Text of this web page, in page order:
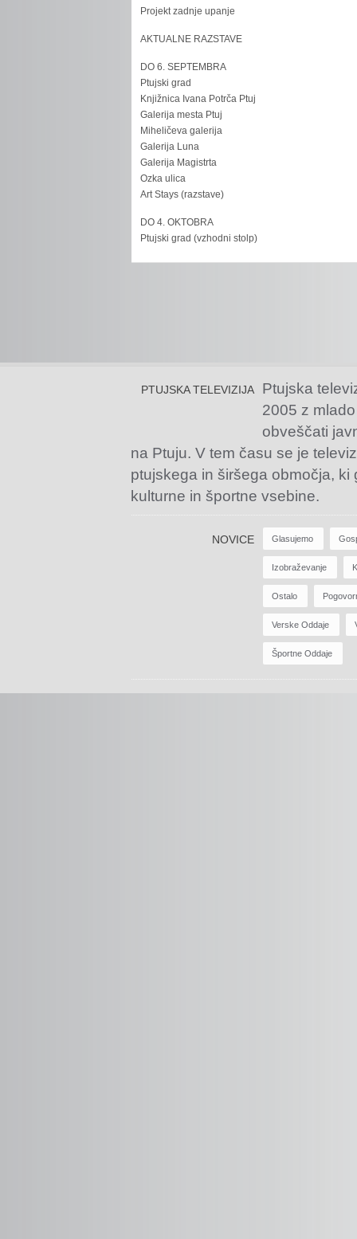
Projekt zadnje upanje
AKTUALNE RAZSTAVE
DO 6. SEPTEMBRA
Ptujski grad
Knjižnica Ivana Potrča Ptuj
Galerija mesta Ptuj
Miheličeva galerija
Galerija Luna
Galerija Magistrta
Ozka ulica
Art Stays (razstave)
DO 4. OKTOBRA
Ptujski grad (vzhodni stolp)
PTUJSKA TELEVIZIJA
Ptujska
2005 z
obveščati
na Ptuju. V tem času se je
ptujskega in širšega območja,
kulturne in športne vsebine.
NOVICE Glasujemo
Izobraževanje
Ostalo
Verske Oddaje
Športne Oddaje